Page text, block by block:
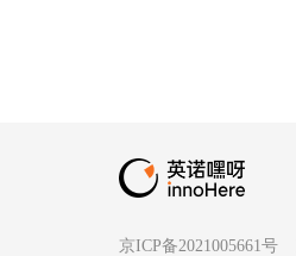
京ICP备2021005661号